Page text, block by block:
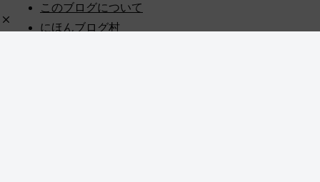
このブログについて
にほんブログ村